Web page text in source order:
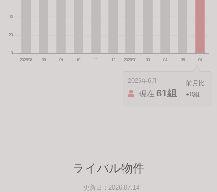
2026年6月
現在 61組 +0組
ライバル物件
更新日：2026.07.14